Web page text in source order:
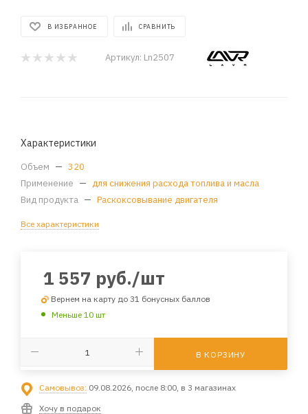
В ИЗБРАННОЕ СРАВНИТЬ
Артикул: Ln2507
Характеристики
Объем — 320
Применение — для снижения расхода топлива и масла
Вид продукта — Раскоксовывание двигателя
Все характеристики
1 557 руб./шт
Вернем на карту до 31 бонусных баллов
Меньше 10 шт
В КОРЗИНУ
Самовывоз: 09.08.2026, после 8:00, в 3 магазинах
Хочу в подарок